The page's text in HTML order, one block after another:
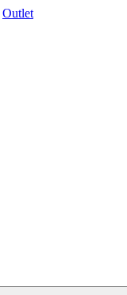
Outlet